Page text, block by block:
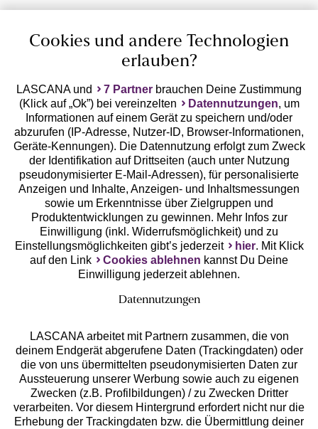
Geprüfte Sicherheit
Unsere Apps
Services
Beratung
Cookies und andere Technologien
erlauben?
LASCANA und 7 Partner brauchen Deine Zustimmung
(Klick auf „Ok”) bei vereinzelten
Datennutzungen, um
Informationen auf einem Gerät zu speichern und/oder
abzurufen (IP-Adresse, Nutzer-ID, Browser-Informationen,
Geräte-Kennungen). Die Datennutzung erfolgt zum Zweck
der Identifikation auf Drittseiten (auch unter Nutzung
pseudonymisierter E-Mail-Adressen), für personalisierte
Anzeigen und Inhalte, Anzeigen- und Inhaltsmessungen
sowie um Erkenntnisse über Zielgruppen und
Produktentwicklungen zu gewinnen. Mehr Infos zur
Einwilligung (inkl. Widerrufsmöglichkeit) und zu
Einstellungsmöglichkeiten gibt’s jederzeit
hier. Mit Klick
auf den Link
Cookies ablehnen kannst Du Deine
Einwilligung jederzeit ablehnen.
Datennutzungen
LASCANA arbeitet mit Partnern zusammen, die von
deinem Endgerät abgerufene Daten (Trackingdaten) oder
die von uns übermittelten pseudonymisierten Daten zur
Aussteuerung unserer Werbung sowie auch zu eigenen
Zwecken (z.B. Profilbildungen) / zu Zwecken Dritter
verarbeiten. Vor diesem Hintergrund erfordert nicht nur die
Erhebung der Trackingdaten bzw. die Übermittlung deiner